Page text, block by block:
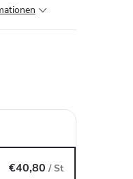
€40,80 / St